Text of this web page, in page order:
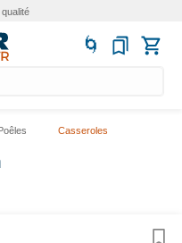
Casseroles